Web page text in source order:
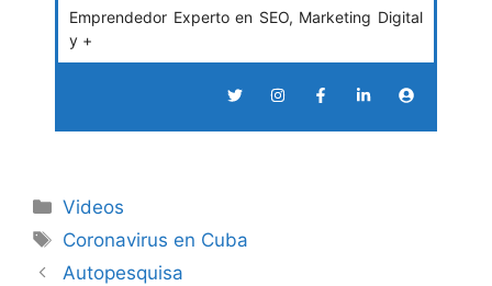
Emprendedor Experto en SEO, Marketing Digital
y +
Categories
Videos
Tags
Coronavirus en Cuba
Autopesquisa